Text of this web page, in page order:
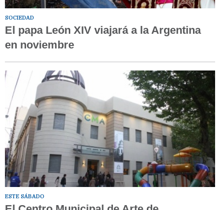
SOCIEDAD
El papa León XIV viajará a la Argentina
en noviembre
ESTE SÁBADO